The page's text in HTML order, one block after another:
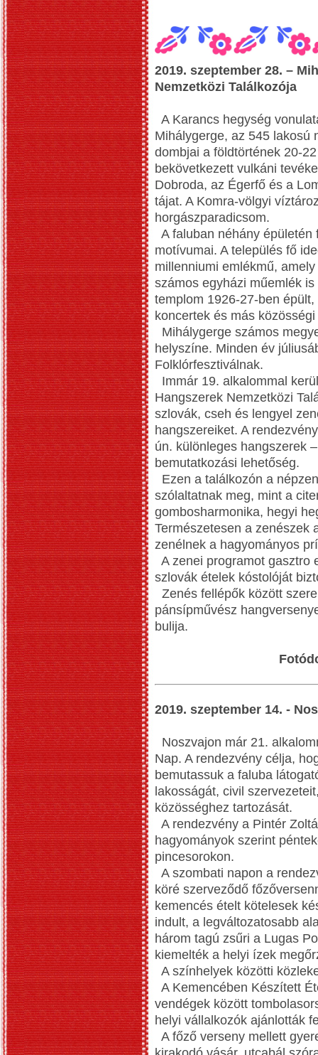
2019. szeptember 28. –
Nemzetközi Találkozója
A Karancs hegység
Mihálygerge, az 545 lakosú
dombjai a földtörtének 20-
bekövetkezett vulkáni
Dobroda, az Égerfő és a
tájat. A Komra-völgyi
horgászparadicsom.
A faluban néhány
motívumai. A település fő
millenniumi emlékmű,
számos egyházi műemlék
templom 1926-27-ben
koncertek és más
Mihálygerge számos
helyszíne. Minden év
Folklórfesztiválnak.
Immár 19. alkalommal
Hangszerek Nemzetközi
szlovák, cseh és lengyel
hangszereiket. A
ún. különleges hangszerek
bemutatkozási lehetőség.
Ezen a találkozón a
szólaltatnak meg, mint a
gombosharmonika, hegyi
Természetesen a zenészek
zenélnek a hagyományos
A zenei programot gasztro
szlovák ételek kóstolóját
Zenés fellépők között
pánsípművész
bulija.
2019. szeptember 14. -
Noszvajon már 21.
Nap. A rendezvény célja,
bemutassuk a faluba
lakosságát, civil
közösséghez tartozását.
A rendezvény a Pintér
hagyományok szerint
pincesorokon.
A szombati napon a
köré szerveződő
kemencés ételt kötelesek
indult, a legváltozatosabb
három tagú zsűri a Lugas
kiemelték a helyi ízek
A színhelyek közötti
A Kemencében Készített
vendégek között
helyi vállalkozók ajánlották
A főző verseny mellett